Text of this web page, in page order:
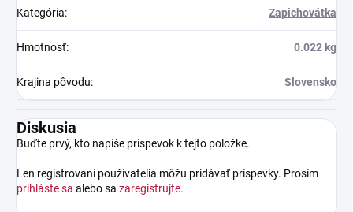
Kategória: Zapichovátka
Hmotnosť: 0.022 kg
Krajina pôvodu: Slovensko
Diskusia
Buďte prvý, kto napíše príspevok k tejto položke.
Len registrovaní používatelia môžu pridávať príspevky. Prosím
prihláste sa alebo sa zaregistrujte.